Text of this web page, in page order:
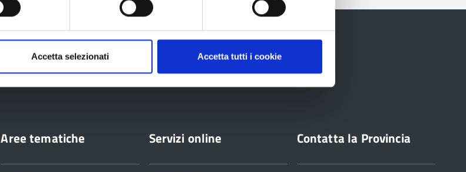
Accetta selezionati Accetta tutti i cookie
Aree tematiche Servizi online Contatta la Provincia